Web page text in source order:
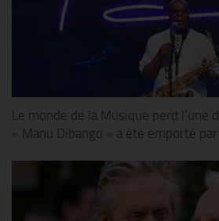
Le monde de la Musique perd l’une
« Manu Dibango » a été emporté par